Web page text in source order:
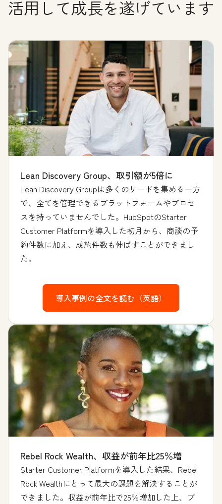
活用して成長を遂げています
Lean Discovery Group、取引額が5倍に
Lean Discovery Groupは多くのリードを集める一方
で、全てを管理できるプラットフォームやプロセ
スを持っていませんでした。HubSpotのStarter
Customer Platformを導入した初月から、商談の予
約件数に加え、成約件数も伸ばすことができまし
た。
導入事例の全文を読む（英語）
Rebel Rock Wealth、収益が前年比25％増
Starter Customer Platformを導入した結果、Rebel
Rock Wealthにとって最大の課題を解決することが
できました。収益が前年比で25％増加した上、ブ